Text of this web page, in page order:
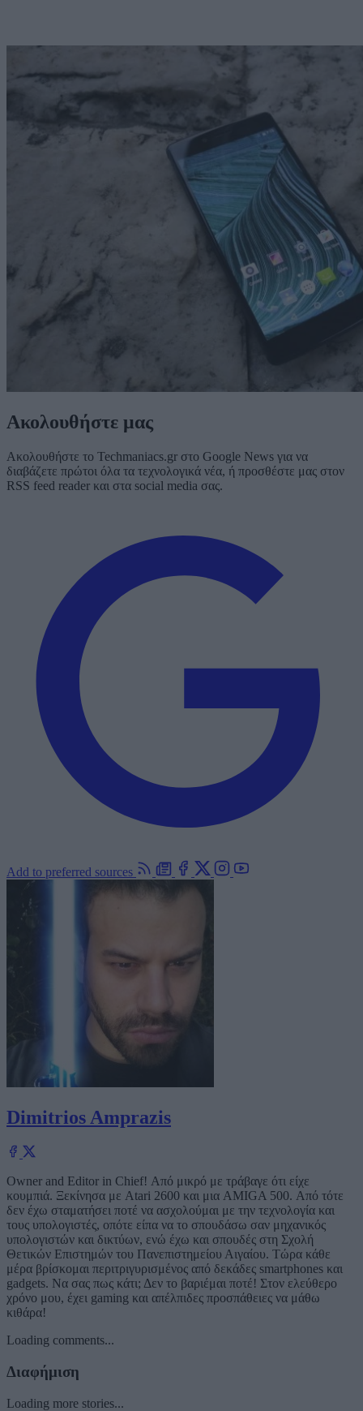
Ακολουθήστε μας
Ακολουθήστε το Techmaniacs.gr στο Google News για να
διαβάζετε πρώτοι όλα τα τεχνολογικά νέα, ή προσθέστε μας στον
RSS feed reader και στα social media σας.
Add to preferred sources
Dimitrios Amprazis
Owner and Editor in Chief! Από μικρό με τράβαγε ότι είχε
κουμπιά. Ξεκίνησα με Atari 2600 και μια AMIGA 500. Από τότε
δεν έχω σταματήσει ποτέ να ασχολούμαι με την τεχνολογία και
τους υπολογιστές, οπότε είπα να το σπουδάσω σαν μηχανικός
υπολογιστών και δικτύων, ενώ έχω και σπουδές στη Σχολή
Θετικών Επιστημών του Πανεπιστημείου Αιγαίου. Τώρα κάθε
μέρα βρίσκομαι περιτριγυρισμένος από δεκάδες smartphones και
gadgets. Να σας πως κάτι; Δεν το βαριέμαι ποτέ! Στον ελεύθερο
χρόνο μου, έχει gaming και απέλπιδες προσπάθειες να μάθω
κιθάρα!
Loading comments...
Διαφήμιση
Loading more stories...